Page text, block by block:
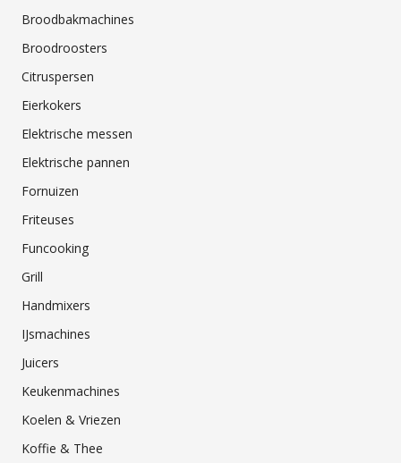
Broodbakmachines
Broodroosters
Citruspersen
Eierkokers
Elektrische messen
Elektrische pannen
Fornuizen
Friteuses
Funcooking
Grill
Handmixers
IJsmachines
Juicers
Keukenmachines
Koelen & Vriezen
Koffie & Thee